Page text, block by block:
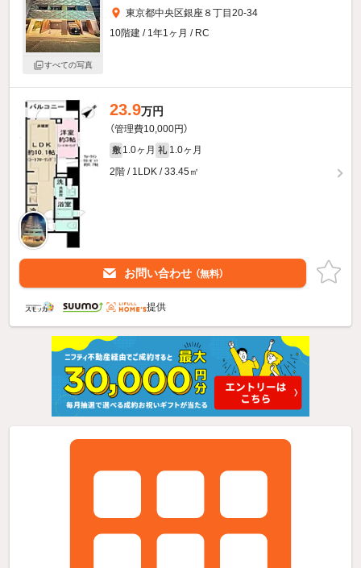
すべての写真
東京都中央区銀座８丁目20-34
10階建 / 1年1ヶ月 / RC
23.9万円
（管理費10,000円）
敷 1.0ヶ月 礼 1.0ヶ月
2階 / 1LDK / 33.45㎡
お問い合わせ （無料）
提供